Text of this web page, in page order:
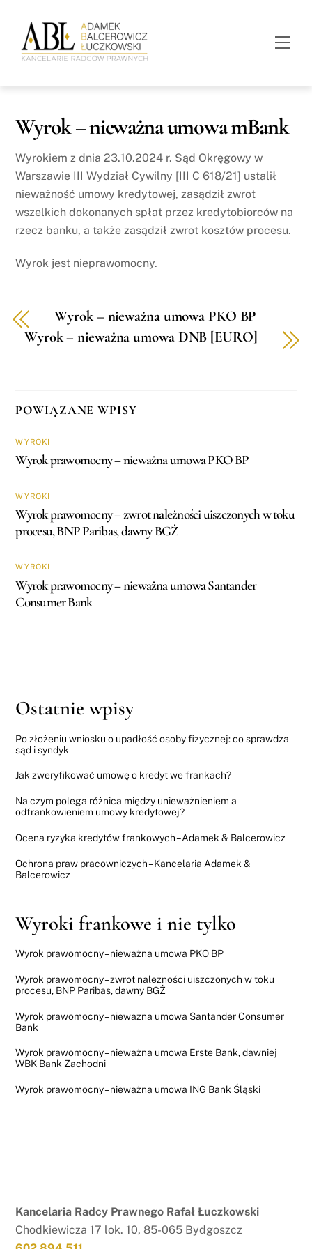
content
Wyrok – nieważna umowa mBank
Wyrokiem z dnia 23.10.2024 r. Sąd Okręgowy w
Warszawie III Wydział Cywilny [III C 618/21] ustalił
nieważność umowy kredytowej, zasądził zwrot
wszelkich dokonanych spłat przez kredytobiorców na
rzecz banku, a także zasądził zwrot kosztów procesu.
Wyrok jest nieprawomocny.
Wyrok – nieważna umowa PKO BP
Wyrok – nieważna umowa DNB [EURO]
POWIĄZANE WPISY
WYROKI
Wyrok prawomocny – nieważna umowa PKO BP
WYROKI
Wyrok prawomocny – zwrot należności uiszczonych w toku
procesu, BNP Paribas, dawny BGŻ
WYROKI
Wyrok prawomocny – nieważna umowa Santander
Consumer Bank
Ostatnie wpisy
Po złożeniu wniosku o upadłość osoby fizycznej: co sprawdza
sąd i syndyk
Jak zweryfikować umowę o kredyt we frankach?
Na czym polega różnica między unieważnieniem a
odfrankowieniem umowy kredytowej?
Ocena ryzyka kredytów frankowych – Adamek & Balcerowicz
Ochrona praw pracowniczych – Kancelaria Adamek &
Balcerowicz
Wyroki frankowe i nie tylko
Wyrok prawomocny – nieważna umowa PKO BP
Wyrok prawomocny – zwrot należności uiszczonych w toku
procesu, BNP Paribas, dawny BGŻ
Wyrok prawomocny – nieważna umowa Santander Consumer
Bank
Wyrok prawomocny – nieważna umowa Erste Bank, dawniej
WBK Bank Zachodni
Wyrok prawomocny – nieważna umowa ING Bank Śląski
Kancelaria Radcy Prawnego Rafał Łuczkowski
Chodkiewicza 17 lok. 10, 85-065 Bydgoszcz